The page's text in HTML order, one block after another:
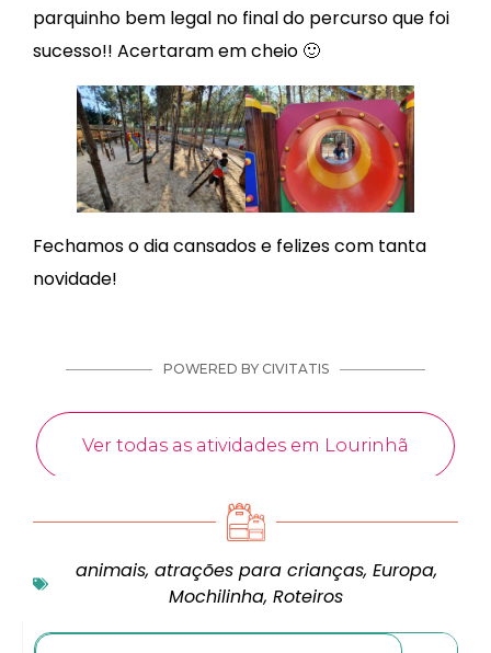
parquinho bem legal no final do percurso que foi
sucesso!! Acertaram em cheio 🙂
Fechamos o dia cansados e felizes com tanta
novidade!
animais, atrações para crianças, Europa,
Mochilinha, Roteiros